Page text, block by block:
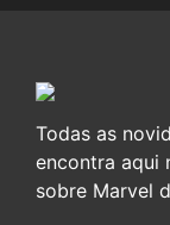
Todas as
encontra aqui
sobre Marvel